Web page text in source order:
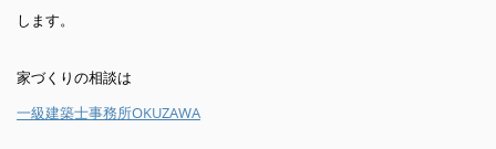
します。
家づくりの相談は
一級建築士事務所OKUZAWA